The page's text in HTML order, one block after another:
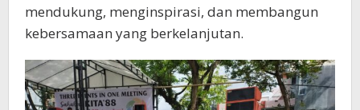
mendukung, menginspirasi, dan membangun
kebersamaan yang berkelanjutan.